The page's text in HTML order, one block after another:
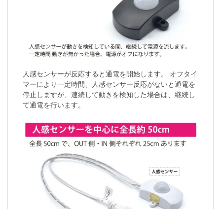
人感センサーが反応すると通電を開始します。 オフタイ
マーにより一定時間、人感センサー反応がないと通電を
停止しますが、連続して動きを検知した場合は、継続し
て通電を行います。